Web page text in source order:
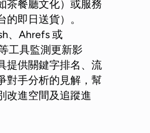
茶餐廳文化）或服務
的即日送貨）。
、Ahrefs 或
工具監測更新影
提供關鍵字排名、流
對手分析的見解，幫
改進空間及追蹤進